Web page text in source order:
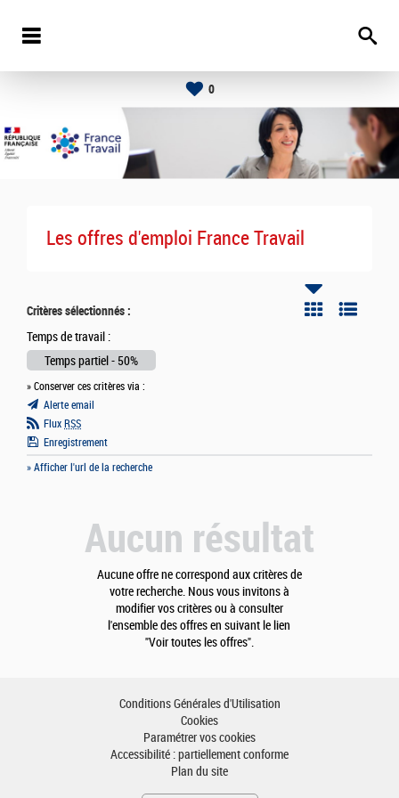
0
Les offres d'emploi France Travail
Critères sélectionnés :
Temps de travail :
Temps partiel - 50%
» Conserver ces critères via :
Alerte email
Flux RSS
Enregistrement
» Afficher l'url de la recherche
Aucun résultat
Aucune offre ne correspond aux critères de
votre recherche. Nous vous invitons à
modifier vos critères ou à consulter
l'ensemble des offres en suivant le lien
"Voir toutes les offres".
Conditions Générales d'Utilisation
Cookies
Paramétrer vos cookies
Accessibilité : partiellement conforme
Plan du site